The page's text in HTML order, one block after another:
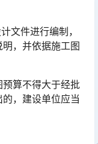
文件进行编制，
，并依据施工图
算不得大于经批
，建设单位应当